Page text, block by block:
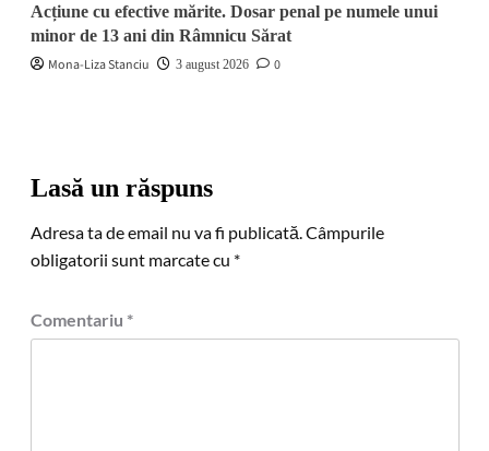
Acțiune cu efective mărite. Dosar penal pe numele unui
minor de 13 ani din Râmnicu Sărat
Mona-Liza Stanciu
3 august 2026 0
Lasă un răspuns
Adresa ta de email nu va fi publicată.Câmpurile
obligatorii sunt marcate cu *
Comentariu *